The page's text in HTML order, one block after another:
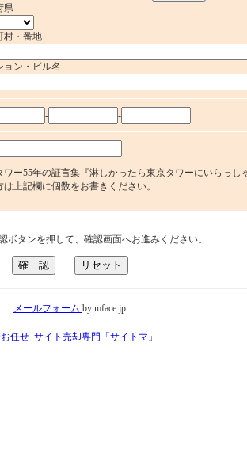
県
村・番地
ョン・ビル名
- -
ワー55年の証言集『淋しかったら東京タワーにいらっし
は上記欄に個数をお書きください。
ボタンを押して、確認画面へお進みください。
メールフォーム by mface.jp
任せ_サイト売却専門「サイトマ」